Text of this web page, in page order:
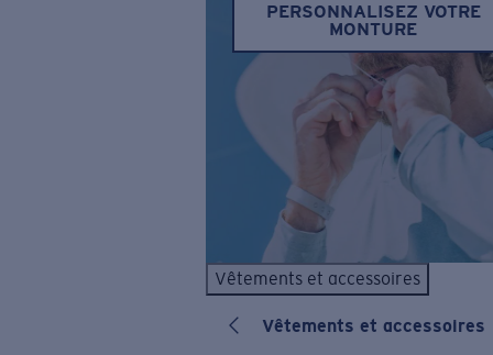
PERSONNALISEZ VOTRE
MONTURE
Vêtements et accessoires
Vêtements et accessoires